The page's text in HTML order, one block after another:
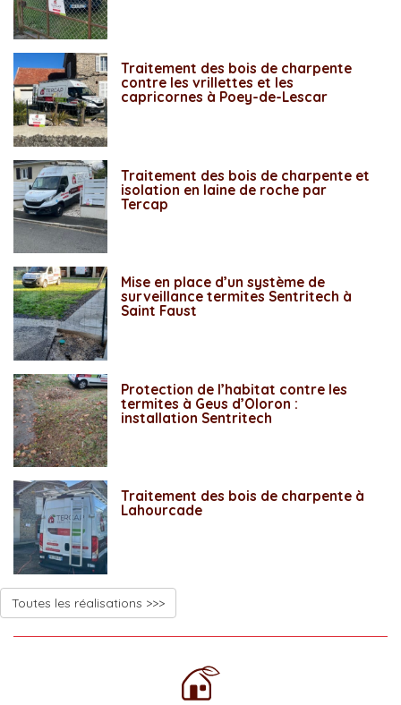
Traitement des bois de charpente
contre les vrillettes et les
capricornes à Poey-de-Lescar
Traitement des bois de charpente et
isolation en laine de roche par
Tercap
Mise en place d’un système de
surveillance termites Sentritech à
Saint Faust
Protection de l’habitat contre les
termites à Geus d’Oloron :
installation Sentritech
Traitement des bois de charpente à
Lahourcade
Toutes les réalisations >>>